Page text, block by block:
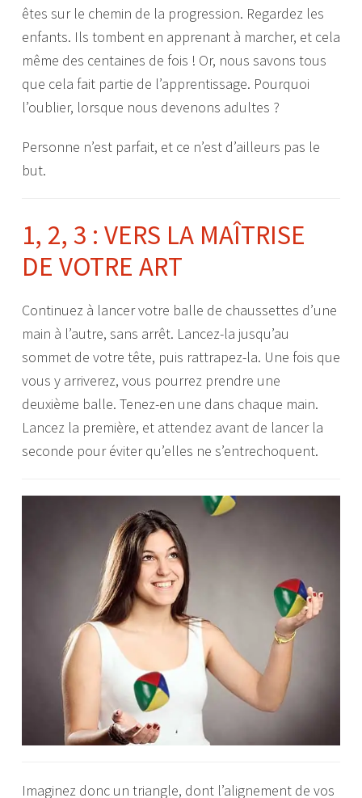
êtes sur le chemin de la progression. Regardez les
enfants. Ils tombent en apprenant à marcher, et cela
même des centaines de fois ! Or, nous savons tous
que cela fait partie de l’apprentissage. Pourquoi
l’oublier, lorsque nous devenons adultes ?
Personne n’est parfait, et ce n’est d’ailleurs pas le
but.
1, 2, 3 : VERS LA MAÎTRISE
DE VOTRE ART
Continuez à lancer votre balle de chaussettes d’une
main à l’autre, sans arrêt. Lancez-la jusqu’au
sommet de votre tête, puis rattrapez-la. Une fois que
vous y arriverez, vous pourrez prendre une
deuxième balle. Tenez-en une dans chaque main.
Lancez la première, et attendez avant de lancer la
seconde pour éviter qu’elles ne s’entrechoquent.
Imaginez donc un triangle, dont l’alignement de vos